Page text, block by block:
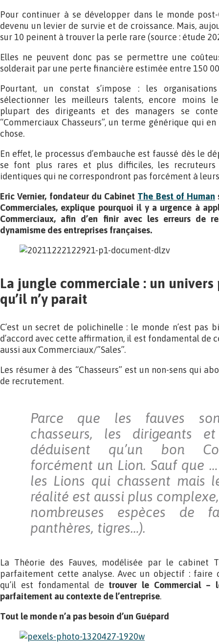
Pour continuer à se développer dans le monde
devenu un levier de survie et de croissance. Mais,
sur 10 peinent à trouver la perle rare (source : étude
Elles ne peuvent donc pas se permettre une
solderait par une perte financière estimée entre 150
Pourtant, un constat s’impose : les
sélectionner les meilleurs talents, encore moins
plupart des dirigeants et des managers se
“Commerciaux Chasseurs”, un terme générique qui
chose.
En effet, le processus d’embauche est faussé dès le
se font plus rares et plus difficiles, les
identiques qui ne correspondront pas forcément à
Eric Vernier, fondateur du Cabinet The Best of Human
Commerciales, explique pourquoi il y a urgence à
Commerciaux, afin d’en finir avec les erreurs de
dynamisme des entreprises françaises.
La jungle commerciale : un univers
qu’il n’y parait
C’est un secret de polichinelle : le monde n’est pas
d’accord avec cette affirmation, il est fondamental de
aussi aux Commerciaux/”Sales”.
Les résumer à des “Chasseurs” est un non-sens qui
de recrutement.
Parce que les fauves
chasseurs, les dirigeants
déduisent qu’un bon
forcément un Lion. Sauf que
les Lions qui chassent mais
réalité est aussi plus
nombreuses espèces de
panthères, tigres…).
La Théorie des Fauves, modélisée par le cabinet
parfaitement cette analyse. Avec un objectif : faire
qu’il est fondamental de trouver le Commercial –
parfaitement au contexte de l’entreprise.
Tout le monde n’a pas besoin d’un Guépard